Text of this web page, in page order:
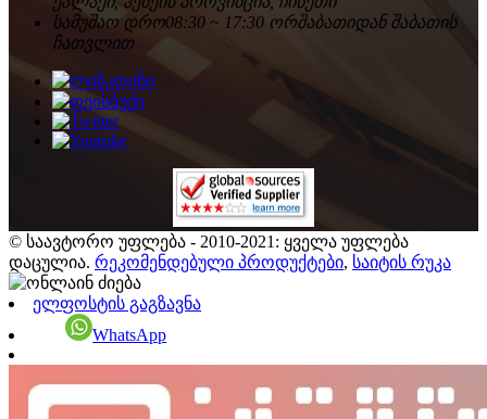
სამუშაო დრო08:30 ~ 17:30 ორშაბათიდან შაბათის
ჩათვლით
© საავტორო უფლება - 2010-2021: ყველა უფლება
დაცულია. რეკომენდებული პროდუქტები, საიტის რუკა
ელფოსტის გაგზავნა
WhatsApp